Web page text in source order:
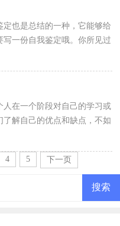
也是总结的一种，它能够给
写一份自我鉴定哦。你所见过
为大家整理的...
人在一个阶段对自己的学习或
了解自己的优点和缺点，不如
自我鉴定...
4 5
下一页